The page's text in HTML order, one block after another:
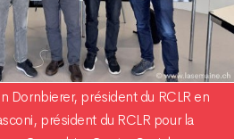
Dornbierer, président du RCLR en
président du RCLR pour la